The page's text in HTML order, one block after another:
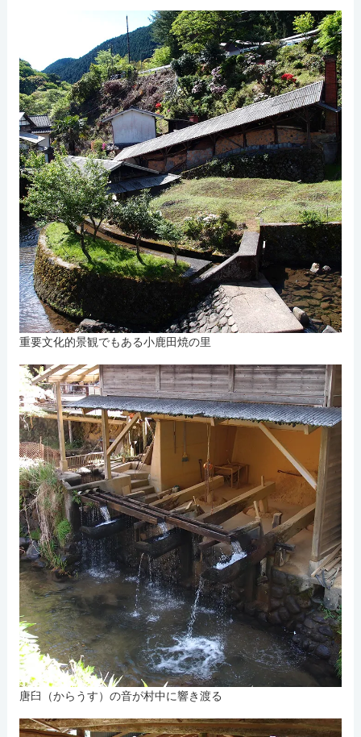
重要文化的景観でもある小鹿田焼の里
唐臼（からうす）の音が村中に響き渡る